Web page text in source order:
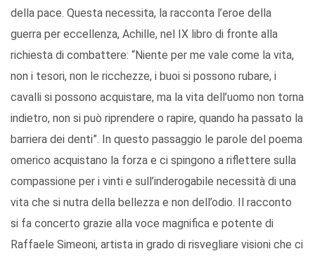
della pace. Questa necessita, la racconta l’eroe della
guerra per eccellenza, Achille, nel IX libro di fronte alla
richiesta di combattere: “Niente per me vale come la vita,
non i tesori, non le ricchezze, i buoi si possono rubare, i
cavalli si possono acquistare, ma la vita dell’uomo non torna
indietro, non si può riprendere o rapire, quando ha passato la
barriera dei denti”. In questo passaggio le parole del poema
omerico acquistano la forza e ci spingono a riflettere sulla
compassione per i vinti e sull’inderogabile necessità di una
vita che si nutra della bellezza e non dell’odio. Il racconto
si fa concerto grazie alla voce magnifica e potente di
Raffaele Simeoni, artista in grado di risvegliare visioni che ci